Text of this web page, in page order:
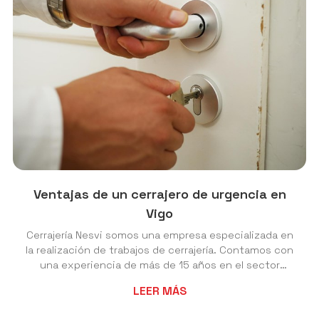
Ventajas de un cerrajero de urgencia en
Vigo
Cerrajería Nesvi somos una empresa especializada en
la realización de trabajos de cerrajería. Contamos con
una experiencia de más de 15 años en el sector
por la calidad de todos nuestros trabajos, así como
LEER MÁS